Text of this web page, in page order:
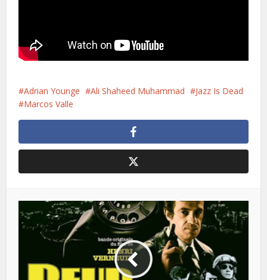
Adrian Younge Ali Shaheed Muhammad
Jazz Is Dead
Marcos Valle